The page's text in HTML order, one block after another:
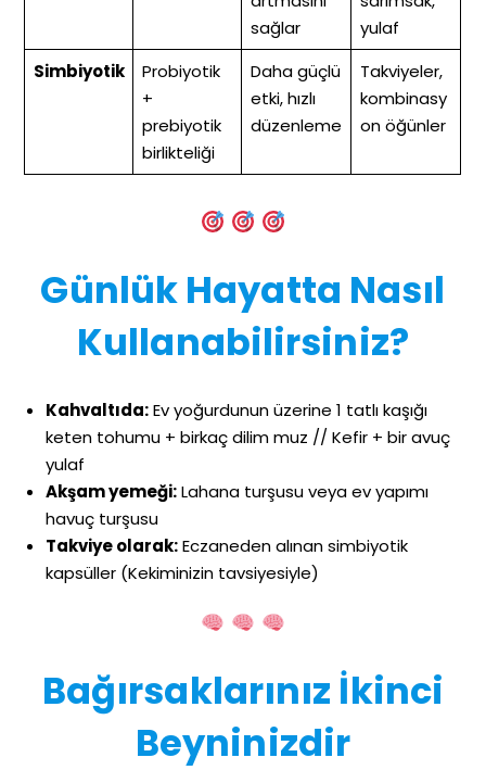
sağlar
yulaf
Simbiyotik
Probiyotik
+
prebiyotik
birlikteliği
Daha güçlü
etki, hızlı
düzenleme
Takviyeler,
kombinasy
on öğünler
Günlük Hayatta Nasıl
Kullanabilirsiniz?
Kahvaltıda:Ev yoğurdunun üzerine 1 tatlı kaşığı
keten tohumu + birkaç dilim muz // Kefir + bir avuç
yulaf
Akşam yemeği:Lahana turşusu veya ev yapımı
havuç turşusu
Takviye olarak:Eczaneden alınan simbiyotik
kapsüller (Kekiminizin tavsiyesiyle)
Bağırsaklarınız İkinci
Beyninizdir